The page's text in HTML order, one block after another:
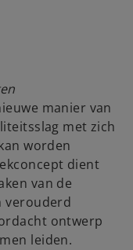
manier van
met zich
worden
dient
van de
verouderd
ontwerp
leiden.